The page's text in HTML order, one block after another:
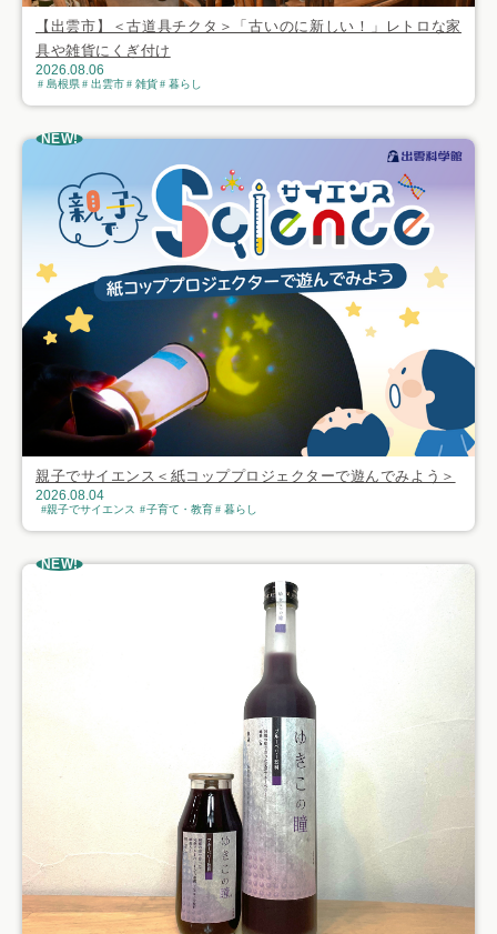
【出雲市】＜古道具チクタ＞「古いのに新しい！」レトロな家
具や雑貨にくぎ付け
2026.08.06
島根県 出雲市 雑貨 暮らし
NEW!
親子でサイエンス＜紙コッププロジェクターで遊んでみよう＞
2026.08.04
親子でサイエンス 子育て・教育 暮らし
NEW!